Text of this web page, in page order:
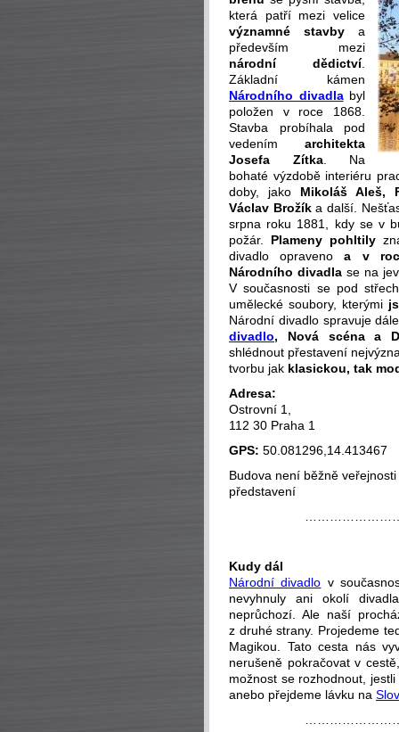
která patří mezi velice
významné stavby a
především mezi
národní dědictví.
Základní kámen
Národního divadlabyl
položen v roce 1868.
Stavba probíhala pod
vedením architekta
Josefa Zítka. Na
bohaté výzdobě interiéru
doby, jako Mikoláš Aleš,
Václav Brožíka další.
srpna roku 1881, kdy se v
požár. Plameny pohltily
divadlo opravenoa v
Národního divadla se na
V současnosti se pod
umělecké soubory, kterými
Národní divadlo spravuje
divadlo, Nová scéna a
shlédnout přestavení
tvorbu jak klasickou, tak
Adresa:
Ostrovní 1,
112 30 Praha 1
GPS: 50.081296,14.413467
Budova není běžně
představení
Kudy dál
Národní divadlo v
nevyhnuly ani okolí
neprůchozí. Ale naší
z druhé strany. Projedeme
Magikou. Tato cesta nás
nerušeně pokračovat v
možnost se rozhodnout,
anebo přejdeme lávku na